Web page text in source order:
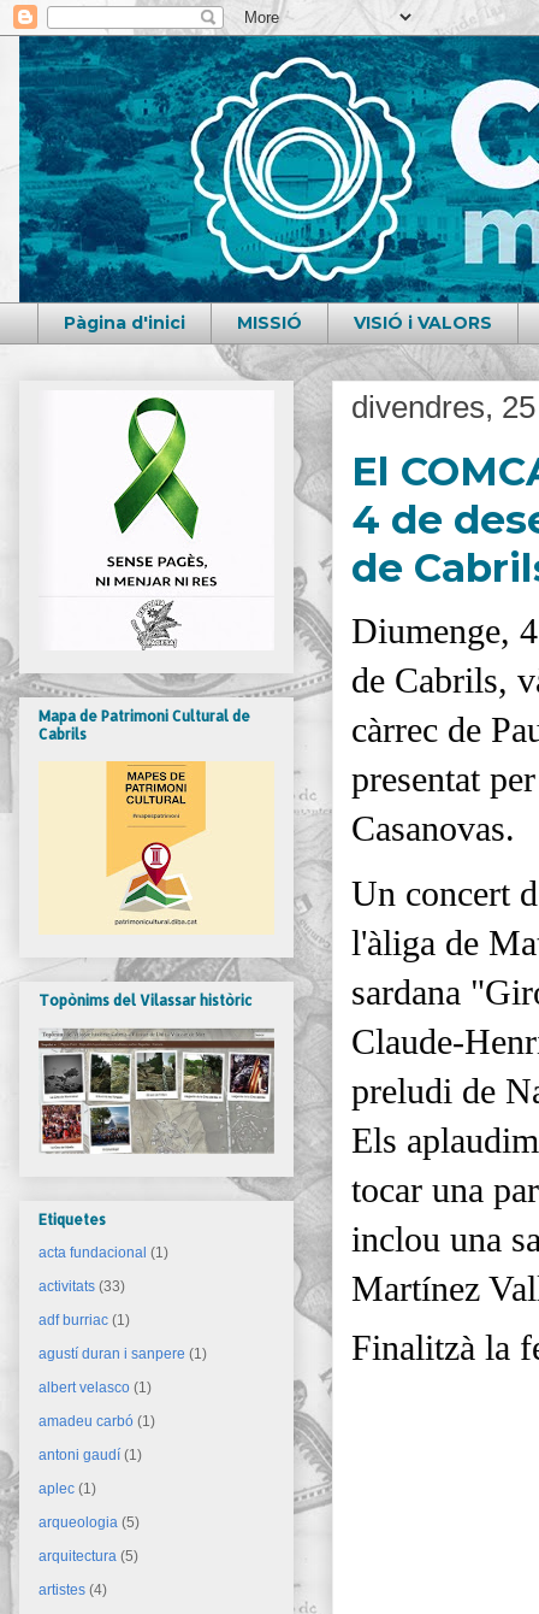
Pàgina d'inici MISSIÓ VISIÓ i VALORS
divendres,
El
4 de
de
Diumenge,
de Cabrils,
càrrec de
presentat
Casanovas.
Un concert
l'àliga de
sardana
Claude-
preludi de
Els
tocar una
inclou una
Martínez
Finalitzà la
Mapa de Patrimoni Cultural de
Cabrils
Topònims del Vilassar històric
Etiquetes
acta fundacional (1)
activitats (33)
adf burriac (1)
agustí duran i sanpere (1)
albert velasco (1)
amadeu carbó (1)
antoni gaudí (1)
aplec (1)
arqueologia (5)
arquitectura (5)
artistes (4)